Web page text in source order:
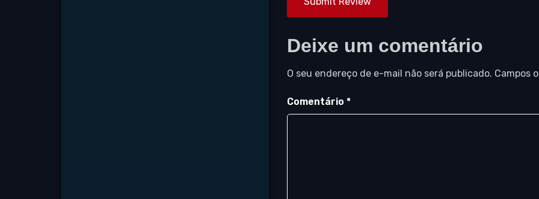
Deixe um comentário
O seu endereço de e-mail não será publicado. Campos
Comentário*